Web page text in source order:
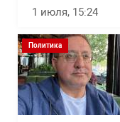
1 июля, 15:24
Политика